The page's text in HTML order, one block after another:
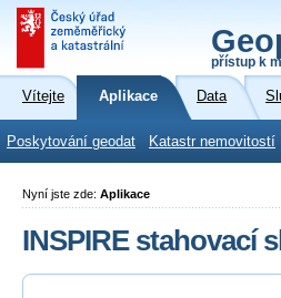
přístup k
Vítejte Aplikace Data
Poskytování geodat Katastr nemovitostí
Nyní jste zde: Aplikace
INSPIRE stahovací